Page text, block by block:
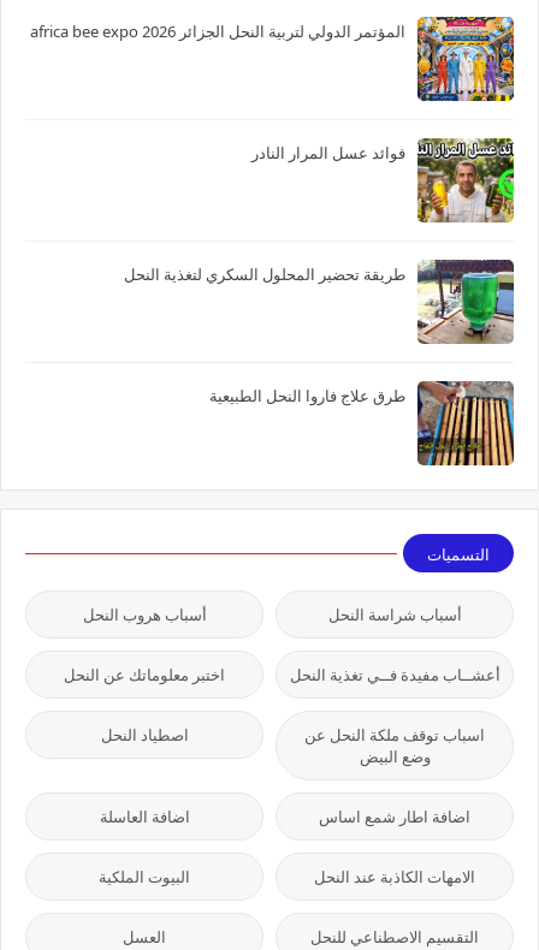
المؤتمر الدولي لتربية النحل الجزائر 2026 africa bee expo
فوائد عسل المرار النادر
طريقة تحضير المحلول السكري لتغذية النحل
طرق علاج فاروا النحل الطبيعية
التسميات
أسباب شراسة النحل أسباب هروب النحل
أعشــاب مفيدة فــي تغذية النحل اختبر معلوماتك عن النحل
اسباب توقف ملكة النحل عن
وضع البيض
اصطياد النحل
اضافة اطار شمع اساس اضافة العاسلة
الامهات الكاذبة عند النحل البيوت الملكية
التقسيم الاصطناعي للنحل العسل